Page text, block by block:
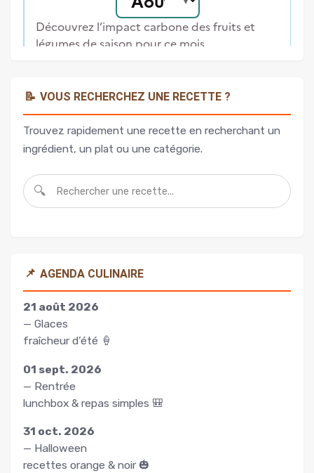
📝 VOUS RECHERCHEZ UNE RECETTE ?
Trouvez rapidement une recette en recherchant un
ingrédient, un plat ou une catégorie.
🔍
📌 AGENDA CULINAIRE
21 août 2026
— Glaces
fraîcheur d’été 🍦
01 sept. 2026
— Rentrée
lunchbox & repas simples 🎒
31 oct. 2026
— Halloween
recettes orange & noir 🎃